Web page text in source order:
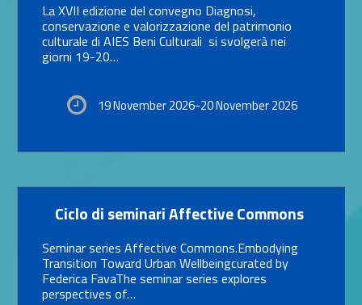
La XVII edizione del convegno Diagnosi,
conservazione e valorizzazione del patrimonio
culturale di AIES Beni Culturali si svolgerà nei
giorni 19-20…
19 November 2026-20 November 2026
Link identifier #identifier__71046-13
Ciclo di seminari Affective Commons
Seminar series Affective Commons.Embodying
Transition Toward Urban Wellbeingcurated by
Federica FavaThe seminar series explores
perspectives of…